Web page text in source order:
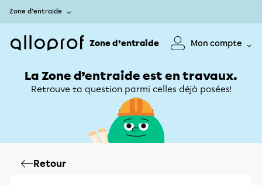
Zone d’entraide
Zone d’entraide Mon compte
La Zone d’entraide est en travaux.
Retrouve ta question parmi celles déjà posées!
Retour